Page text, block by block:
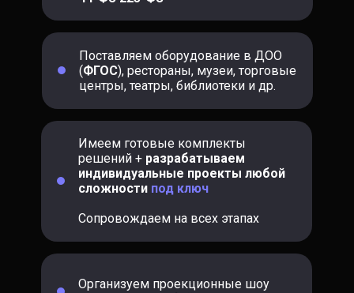
Поставляем оборудование в ДОО
(ФГОС), рестораны, музеи, торговые
центры, театры, библиотеки и др.
Имеем готовые комплекты
решений + разрабатываем
индивидуальные проекты любой
сложности под ключ
Сопровождаем на всех этапах
Организуем проекционные шоу